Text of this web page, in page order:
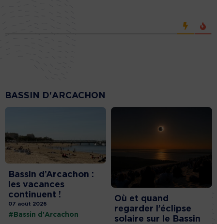
BASSIN D'ARCACHON
Bassin d’Arcachon :
les vacances
continuent !
07 août 2026
#Bassin d'Arcachon
Où et quand
regarder l’éclipse
solaire sur le Bassin